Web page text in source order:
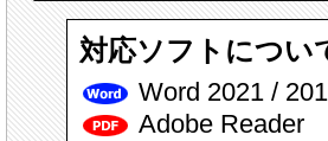
対応ソフトについ
Word 2021 /
Adobe Reader